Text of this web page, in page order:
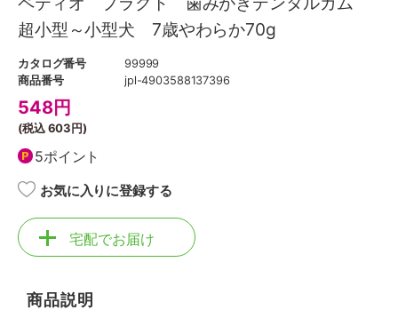
超小型～小型犬 7歳やわらか70g
カタログ番号
99999
商品番号
jpl-4903588137396
548円
(税込603円)
5ポイント
お気に入りに登録する
宅配でお届け
商品説明